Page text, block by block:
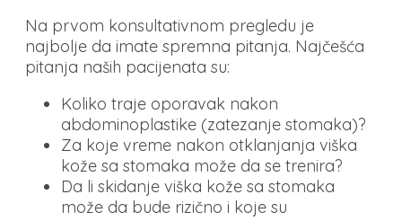
Na prvom konsultativnom pregledu je
najbolje da imate spremna pitanja. Najčešća
pitanja naših pacijenata su:
Koliko traje oporavak nakon
abdominoplastike (zatezanje stomaka)?
Za koje vreme nakon otklanjanja viška
kože sa stomaka može da se trenira?
Da li skidanje viška kože sa stomaka
može da bude rizično i koje su